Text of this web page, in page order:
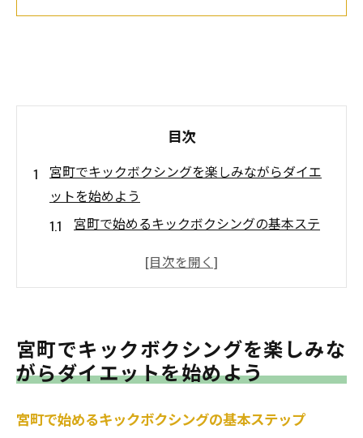
目次
宮町でキックボクシングを楽しみながらダイエ
ットを始めよう
宮町で始めるキックボクシングの基本ステ
ダイエットに効果的なキックボクシングの
キックボクシングでの成功事例とその秘訣
初めてでも安心！宮町のキックボクシング
宮町でキックボクシングを楽しみな
がらダイエットを始めよう
宮町で始めるキックボクシングの基本ステップ